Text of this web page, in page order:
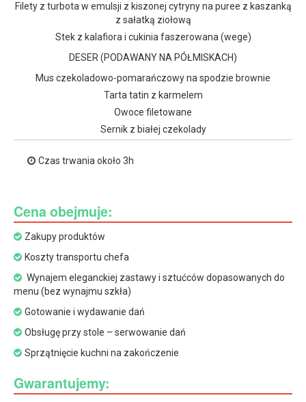
Filety z turbota w emulsji z kiszonej cytryny na puree z kaszanką
z sałatką ziołową
Stek z kalafiora i cukinia faszerowana (wege)
DESER (PODAWANY NA PÓŁMISKACH)
Mus czekoladowo-pomarańczowy na spodzie brownie
Tarta tatin z karmelem
Owoce filetowane
Sernik z białej czekolady
Czas trwania około 3h
Cena obejmuje:
Zakupy produktów
Koszty transportu chefa
Wynajem eleganckiej zastawy i sztućców dopasowanych do
menu (bez wynajmu szkła)
Gotowanie i wydawanie dań
Obsługę przy stole – serwowanie dań
Sprzątnięcie kuchni na zakończenie
Gwarantujemy: